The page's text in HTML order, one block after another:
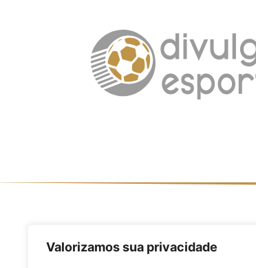
Valorizamos sua privacidade
O Divulga Esporte é